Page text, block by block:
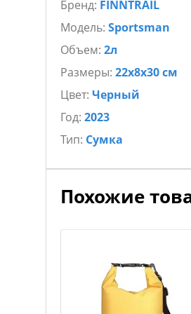
Бренд: FINNTRAIL
Модель: Sportsman
Объем: 2л
Размеры: 22x8x30 см
Цвет: Черный
Год: 2023
Тип: Сумка
Похожие